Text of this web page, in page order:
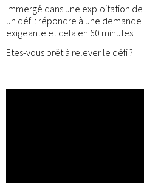
Immergé dans une exploitation
un défi : répondre à une
exigeante et cela en 60 minutes.
Etes-vous prêt à relever le défi ?